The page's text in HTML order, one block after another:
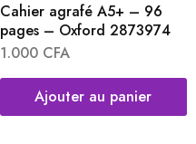
Cahier agrafé A5+ – 96
pages – Oxford 2873974
1.000 CFA
Ajouter au panier